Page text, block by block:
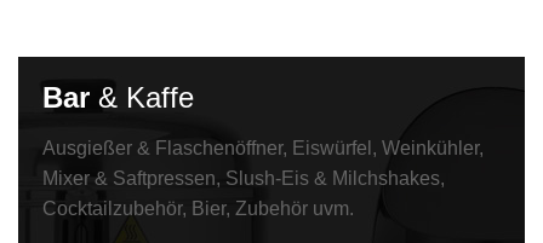
Bar & Kaffe
Ausgießer & Flaschenöffner, Eiswürfel, Weinkühler,
Mixer & Saftpressen, Slush-Eis & Milchshakes,
Cocktailzubehör, Bier, Zubehör uvm.